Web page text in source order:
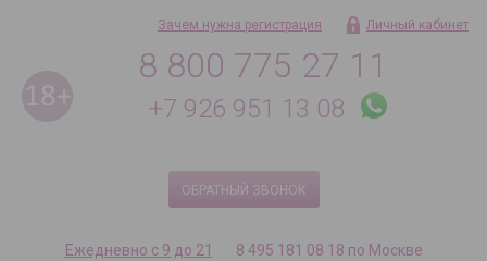
8 800 775 27 11
+7 926 951 13 08
ОБРАТНЫЙ ЗВОНОК
Зачем нужна регистрация Личный кабинет
Ежедневно с 9 до 21 8 495 181 08 18 по Москве